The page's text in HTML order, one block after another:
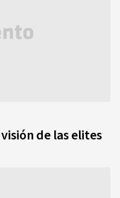
de las elites